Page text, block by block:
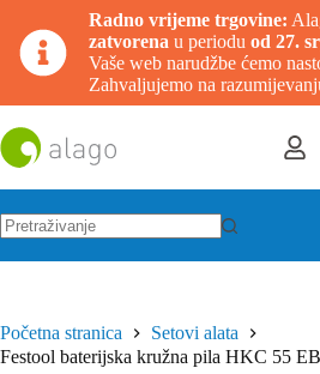
Radno vrijeme trgovine:
zatvorena u periodu od 27.
Vaše web narudžbe ćemo
Zahvaljujemo na
na
sadržaj
Početna stranica
Setovi alata
Festool baterijska kružna pila HKC 55